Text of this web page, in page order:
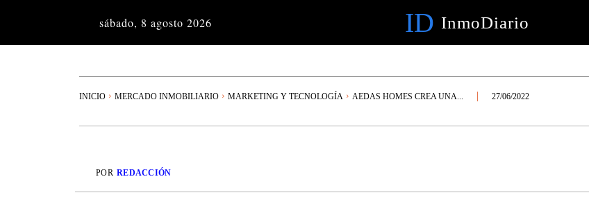
sábado, 8 agosto 2026 ID InmoDiario
INICIO MERCADO INMOBILIARIO MARKETING Y TECNOLOGÍA AEDAS HOMES CREA UNA... 27/06/2022
POR REDACCIÓN